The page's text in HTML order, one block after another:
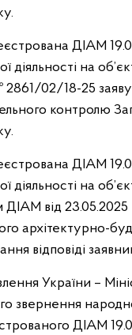
ДІАМ
діяльності на
02/18-25
контролю
ДІАМ
діяльності на
ДІАМ від
архітектурно-
відповіді
України –
звернення
ДІАМ